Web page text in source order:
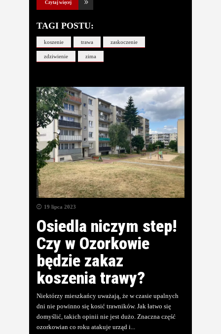
Czytaj więcej
TAGI POSTU:
koszenie trawa zaskoczenie
zdziwienie zima
19 lipca 2023
Osiedla niczym step!
Czy w Ozorkowie
będzie zakaz
koszenia trawy?
Niektórzy mieszkańcy uważają, że w czasie upalnych
dni nie powinno się kosić trawników. Jak łatwo się
domyślić, takich opinii nie jest dużo. Znaczna część
ozorkowian co roku atakuje urząd i